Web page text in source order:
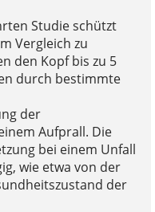
Studie schützt
Vergleich zu
den Kopf bis zu 5
durch bestimmte
der
Aufprall. Die
bei einem Unfall
wie etwa von der
der